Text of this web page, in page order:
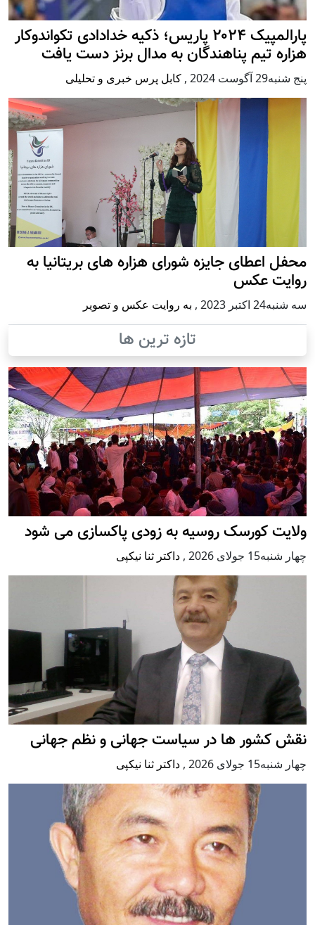
پارالمپیک ۲۰۲۴ پاریس؛ ذکیه خدادادی تکواندوکار
هزاره تیم پناهندگان به مدال برنز دست یافت
پنج شنبه29 آگوست 2024 , کابل پرس خبری و تحلیلی
محفل اعطای جایزه شورای هزاره های بریتانیا به
روایت عکس
سه شنبه24 اكتبر 2023 , به روایت عکس و تصویر
تازه ترین ها
ولایت کورسک روسیه به زودی پاکسازی می شود
چهار شنبه15 جولای 2026 , داکتر ثنا نیکپی
نقش کشور ها در سیاست جهانی و نظم جهانی
چهار شنبه15 جولای 2026 , داکتر ثنا نیکپی